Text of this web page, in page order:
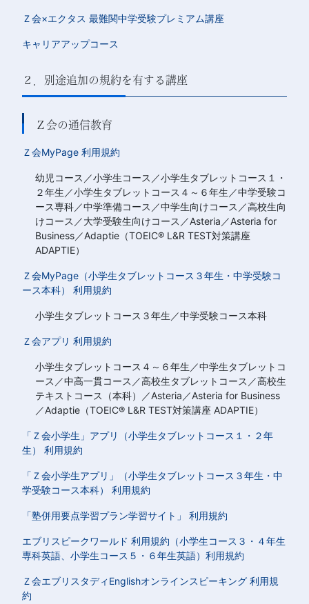
Ｚ会×エクタス 最難関中学受験プレミアム講座
キャリアアップコース
２．別途追加の規約を有する講座
Ｚ会の通信教育
Ｚ会MyPage 利用規約
幼児コース／小学生コース／小学生タブレットコース１・
２年生／小学生タブレットコース４～６年生／中学受験コ
ース専科／中学準備コース／中学生向けコース／高校生向
けコース／大学受験生向けコース／Asteria／Asteria for
Business／Adaptie（TOEIC® L&R TEST対策講座
ADAPTIE）
Ｚ会MyPage（小学生タブレットコース３年生・中学受験コ
ース本科） 利用規約
小学生タブレットコース３年生／中学受験コース本科
Ｚ会アプリ 利用規約
小学生タブレットコース４～６年生／中学生タブレットコ
ース／中高一貫コース／高校生タブレットコース／高校生
テキストコース（本科）／Asteria／Asteria for Business
／Adaptie（TOEIC® L&R TEST対策講座 ADAPTIE）
「Ｚ会小学生」アプリ（小学生タブレットコース１・２年
生） 利用規約
「Ｚ会小学生アプリ」（小学生タブレットコース３年生・中
学受験コース本科） 利用規約
「塾併用要点学習プラン学習サイト」 利用規約
エブリスピークワールド 利用規約（小学生コース３・４年生
専科英語、小学生コース５・６年生英語）利用規約
Ｚ会エブリスタディEnglishオンラインスピーキング 利用規
約